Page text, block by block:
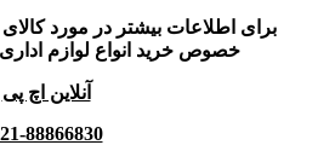
برای اطلاعات بیشتر در مورد
خصوص خرید انواع لوازم
آنلاین اچ پی
88866830